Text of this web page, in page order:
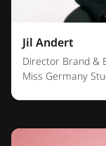
Jil Andert
Director Brand &
Miss Germany